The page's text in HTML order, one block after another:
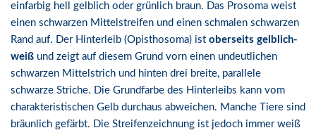
einfarbig hell gelblich oder grünlich braun. Das Prosoma weist
einen schwarzen Mittelstreifen und einen schmalen schwarzen
Rand auf. Der Hinterleib (Opisthosoma) ist oberseits gelblich-
weiß und zeigt auf diesem Grund vorn einen undeutlichen
schwarzen Mittelstrich und hinten drei breite, parallele
schwarze Striche. Die Grundfarbe des Hinterleibs kann vom
charakteristischen Gelb durchaus abweichen. Manche Tiere sind
bräunlich gefärbt. Die Streifenzeichnung ist jedoch immer weiß